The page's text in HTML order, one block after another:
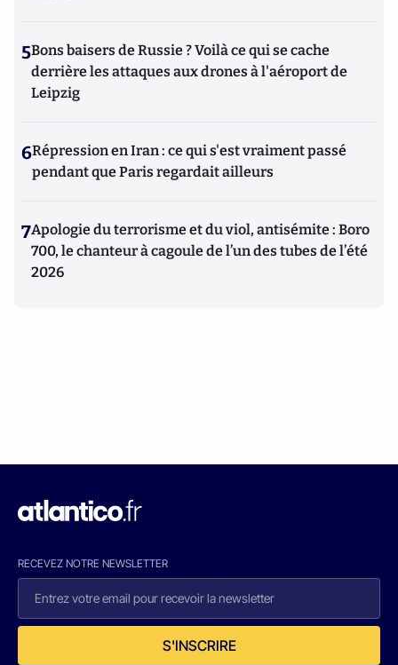
5Bons baisers de Russie ? Voilà ce qui se cache
derrière les attaques aux drones à l'aéroport de
Leipzig
6Répression en Iran : ce qui s'est vraiment passé
pendant que Paris regardait ailleurs
7Apologie du terrorisme et du viol, antisémite : Boro
700, le chanteur à cagoule de l’un des tubes de l’été
2026
RECEVEZ NOTRE NEWSLETTER
S'INSCRIRE